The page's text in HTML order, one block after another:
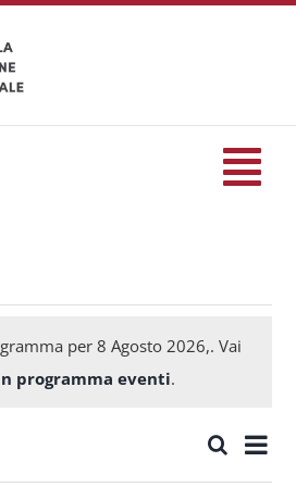
per 8 Agosto 2026,. Vai
programma eventi.
Eventi
Cerca